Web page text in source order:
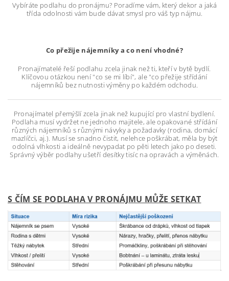
Vybíráte podlahu do pronájmu? Poradíme vám, který dekor a jaká
třída odolnosti vám bude dávat smysl pro váš typ nájmu.
Co přežije nájemníky a co není vhodné?
Pronajímatelé řeší podlahu zcela jinak než ti, kteří v bytě bydlí.
Klíčovou otázkou není "co se mi líbí", ale "co přežije střídání
nájemníků bez nutnosti výměny po každém odchodu.
Pronajímatel přemýšlí zcela jinak než kupující pro vlastní bydlení.
Podlaha musí vydržet ne jednoho majitele, ale opakované střídání
různých nájemníků s různými návyky a požadavky (rodina, domácí
mazlíčci, aj.). Musí se snadno čistit, nelehce poškrábat, měla by být
odolná vlhkosti a ideálně nevypadat po pěti letech jako po deseti.
Správný výběr podlahy ušetří desítky tisíc na opravách a výměnách.
S ČÍM SE PODLAHA V PRONÁJMU MŮŽE SETKAT